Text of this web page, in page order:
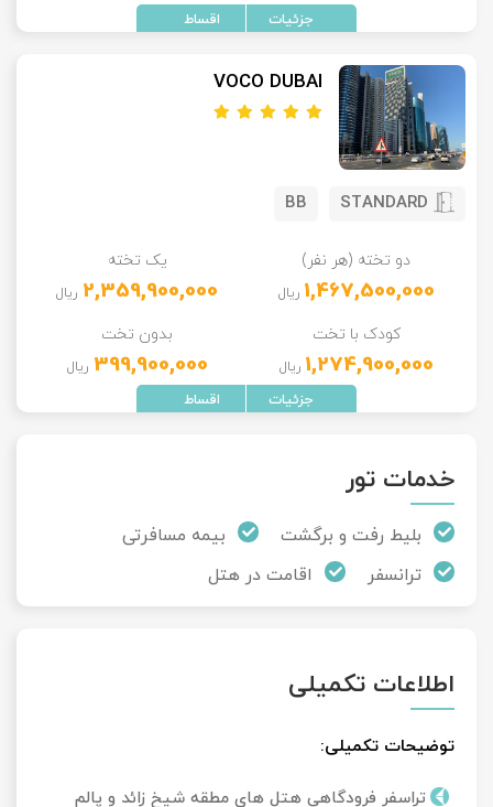
VOCO DUBAI
STANDARD
BB
دو تخته (هر نفر)
1,467,500,000 ریال
یک تخته
2,359,900,000 ریال
کودک با تخت
1,274,900,000 ریال
بدون تخت
399,900,000 ریال
خدمات تور
بلیط رفت و برگشت
بیمه مسافرتی
ترانسفر
اقامت در هتل
اطلاعات تکمیلی
توضیحات تکمیلی:
تراسفر فرودگاهی هتل های مطقه شیخ زائد و پالم